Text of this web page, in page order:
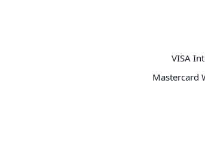
VISA
Mastercard